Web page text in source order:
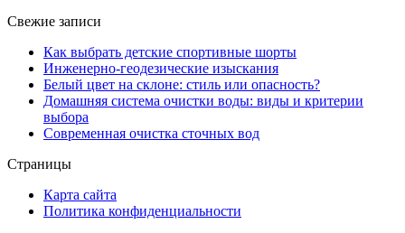
Свежие записи
Как выбрать детские спортивные шорты
Инженерно-геодезические изыскания
Белый цвет на склоне: стиль или опасность?
Домашняя система очистки воды: виды и критерии
выбора
Современная очистка сточных вод
Страницы
Карта сайта
Политика конфиденциальности